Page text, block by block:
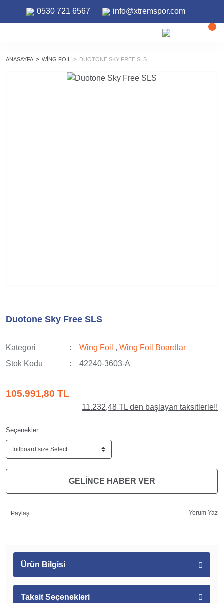
0530 721 6567 info@xtremspor.com
ANASAYFA WING FOIL DUOTONE SKY FREE SLS
Duotone Sky Free SLS
Kategori Wing Foil ,Wing Foil Boardlar
Stok Kodu
42240-3603-A
105.991,80 TL
11.232,48 TL den başlayan taksitlerle!!
Seçenekler
GELİNCE HABER VER
Paylaş Yorum Yaz
Ürün Bilgisi
Taksit Seçenekleri